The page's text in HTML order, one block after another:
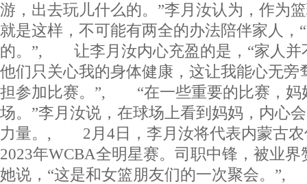
游，出去玩儿什么的。”李月汝认为，作为
就是这样，不可能有两全的办法陪伴家人，
的。”, 让李月汝内心充盈的是，“家人并
他们只关心我的身体健康，这让我能心无旁
担参加比赛。”, “在一些重要的比赛，妈
场。”李月汝说，在球场上看到妈妈，内心
力量。, 2月4日，李月汝将代表内蒙古农
2023年WCBA全明星赛。司职中锋，被业界
她说，“这是和女篮朋友们的一次聚会。